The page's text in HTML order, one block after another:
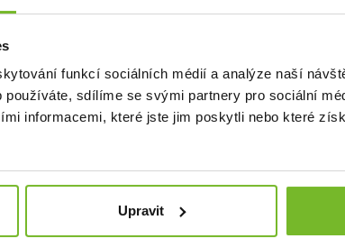
funkcí sociálních médií a analýze naší
sdílíme se svými partnery pro sociální
informacemi, které jste jim poskytli nebo které
Upravit